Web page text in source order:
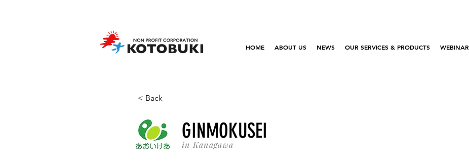
HOME ABOUT US NEWS OUR SERVICES & PRODUCTS WEBINAR
< Back
GINMOKUSEI
in Kanagawa